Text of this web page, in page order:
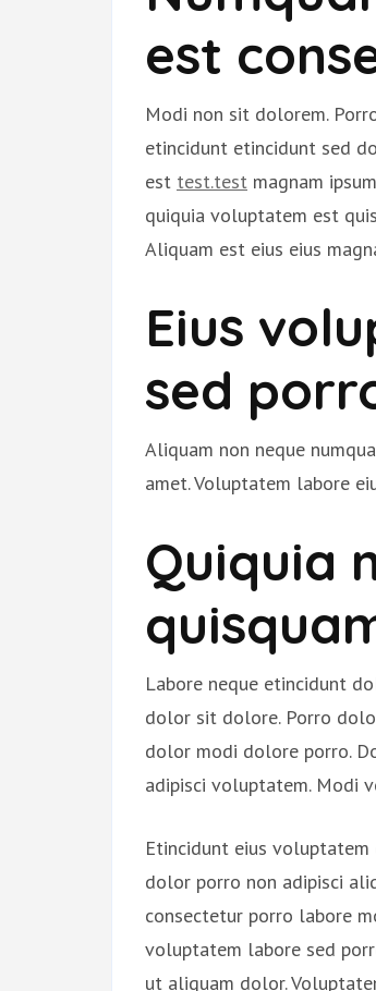
est
Modi non sit dolorem.
etincidunt etincidunt sed
est test.test magnam
quiquia voluptatem est
Aliquam est eius eius
Eius
sed
Aliquam non neque
amet. Voluptatem labore
Quiquia
Labore neque etincidunt
dolor sit dolore. Porro
dolor modi dolore porro.
adipisci voluptatem. Modi
Etincidunt eius voluptatem
dolor porro non adipisci
consectetur porro labore
voluptatem labore sed
ut aliquam dolor.